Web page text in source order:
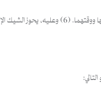
أن تحفظ مع السجل الإلكتروني المعلومات التي تمكن